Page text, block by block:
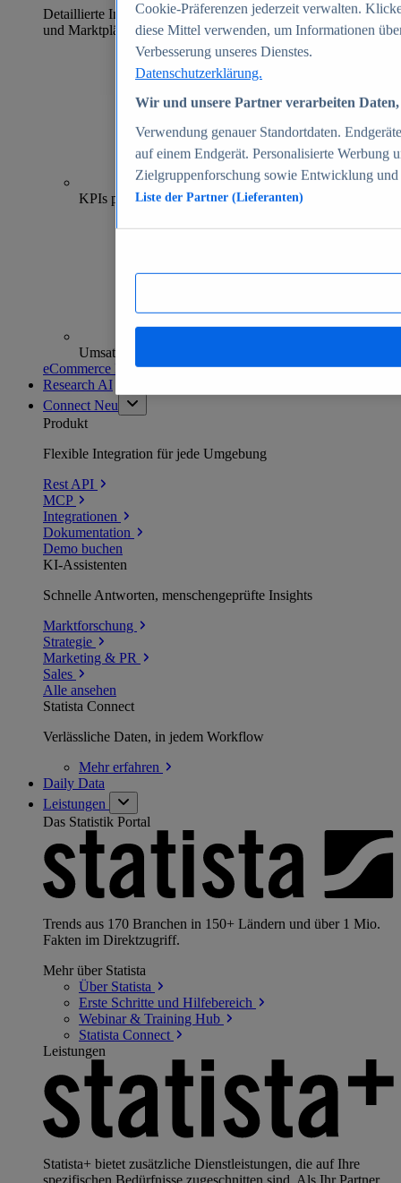
Detaillierte Informationen zu mehr als 39.000 Online-Shops
und Marktplätzen
70+
KPIs pro Shop
Umsatzanalysen und -prognosen
eCommerce Insights entdecken
Research AI
Connect Neu
Produkt
Flexible Integration für jede Umgebung
Rest API
MCP
Integrationen
Dokumentation
Demo buchen
KI-Assistenten
Schnelle Antworten, menschengeprüfte Insights
Marktforschung
Strategie
Marketing & PR
Sales
Alle ansehen
Statista Connect
Verlässliche Daten, in jedem Workflow
Mehrerfahren
Daily Data
Leistungen
Das Statistik Portal
Trends aus 170 Branchen in 150+ Ländern und über 1 Mio.
Fakten im Direktzugriff.
Mehr über Statista
Über Statista
Erste Schritte und Hilfebereich
Webinar & Training Hub
Statista Connect
Leistungen
Statista+ bietet zusätzliche Dienstleistungen, die auf Ihre
spezifischen Bedürfnisse zugeschnitten sind. Als Ihr Partner
Cookie-Präferenzen jederzeit verwalten.
diese Mittel verwenden, um Informationen
Verbesserung unseres Dienstes.
Datenschutzerklärung.
Wir und unsere Partner verarbeiten
Verwendung genauer Standortdaten.
auf einem Endgerät. Personalisierte Werbung
Zielgruppenforschung sowie Entwicklung
Liste der Partner (Lieferanten)